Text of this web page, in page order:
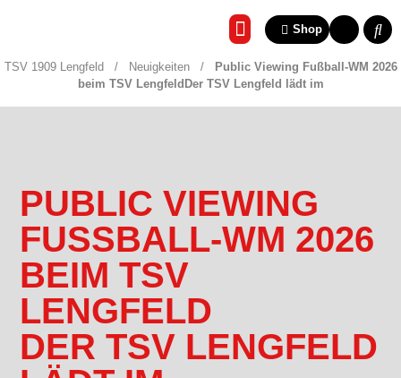
Shop
TSV 1909 Lengfeld / Neuigkeiten/
Public Viewing Fußball-WM 2026
beim TSV LengfeldDer TSV Lengfeld lädt im
PUBLIC VIEWING
FUSSBALL-WM 2026 B
EIM TSV L
ENGFELD
DER TSV LENGFELD